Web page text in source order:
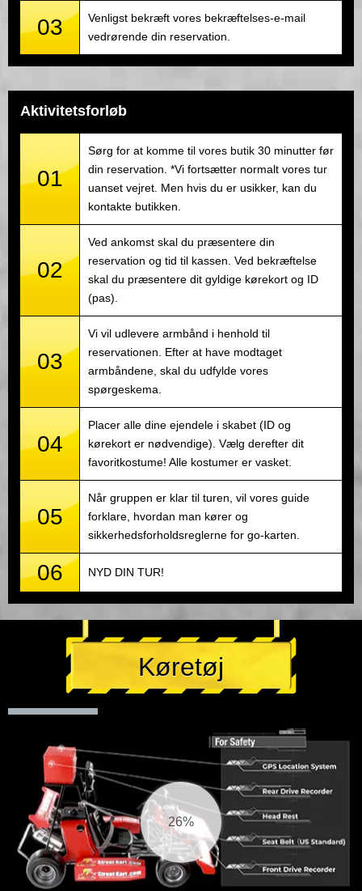
03
Venligst bekræft vores bekræftelses-e-mail
vedrørende din reservation.
Aktivitetsforløb
01
Sørg for at komme til vores butik 30 minutter før
din reservation. *Vi fortsætter normalt vores tur
uanset vejret. Men hvis du er usikker, kan du
kontakte butikken.
02
Ved ankomst skal du præsentere din
reservation og tid til kassen. Ved bekræftelse
skal du præsentere dit gyldige kørekort og ID
(pas).
03
Vi vil udlevere armbånd i henhold til
reservationen. Efter at have modtaget
armbåndene, skal du udfylde vores
spørgeskema.
04
Placer alle dine ejendele i skabet (ID og
kørekort er nødvendige). Vælg derefter dit
favoritkostume! Alle kostumer er vasket.
05
Når gruppen er klar til turen, vil vores guide
forklare, hvordan man kører og
sikkerhedsforholdsreglerne for go-karten.
06 NYD DIN TUR!
Køretøj
26%